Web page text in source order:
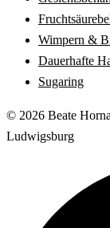
Wimpern &
Dauerhafte
Sugaring
© 2026 Beate
Ludwigsburg